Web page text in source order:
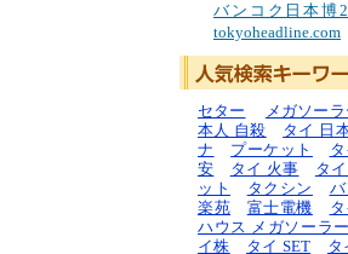
バンコク日本博
tokyoheadline.com
セター メガソー
本人 自殺
タイ 日
ナ
プーケット
安
タイ 火事 タ
ット
タクシン
楽苑
富士電機
ハウス メガソーラー
イ株
タイ SET タ